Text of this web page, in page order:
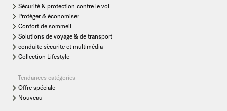
Sècuritè & protection contre le vol
Protèger & èconomiser
Confort de sommeil
Solutions de voyage & de transport
conduite sècurite et multimédia
Collection Lifestyle
Tendances catégories
Offre spéciale
Nouveau